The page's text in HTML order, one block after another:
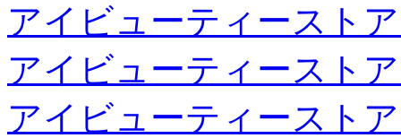
アイビューティースト
アイビューティースト
アイビューティースト